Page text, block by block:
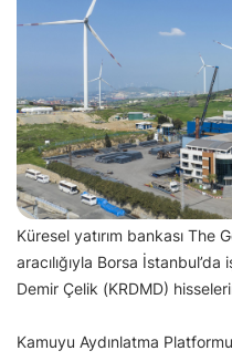
Küresel yatırım bankası The
aracılığıyla Borsa
Demir Çelik (KRDMD)
Kamuyu Aydınlatma